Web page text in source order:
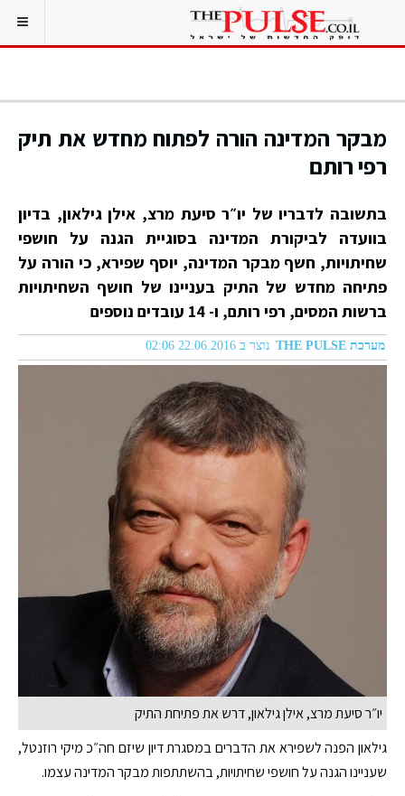
מבקר המדינה הורה לפתוח מחדש את תיק
רפי רותם
בתשובה לדבריו של יו״ר סיעת מרצ, אילן גילאון, בדיון
בוועדה לביקורת המדינה בסוגיית הגנה על חושפי
שחיתויות, חשף מבקר המדינה, יוסף שפירא, כי הורה על
פתיחה מחדש של התיק בעניינו של חושף השחיתויות
ברשות המסים, רפי רותם, ו- 14 עובדים נוספים
מערכת THE PULSE נוצר ב 22.06.2016 02:06
יו״ר סיעת מרצ, אילן גילאון, דרש את פתיחת התיק
גילאון הפנה לשפירא את הדברים במסגרת דיון שיזם חה״כ מיקי רוזנטל,
שעניינו הגנה על חושפי שחיתויות, בהשתתפות מבקר המדינה עצמו.